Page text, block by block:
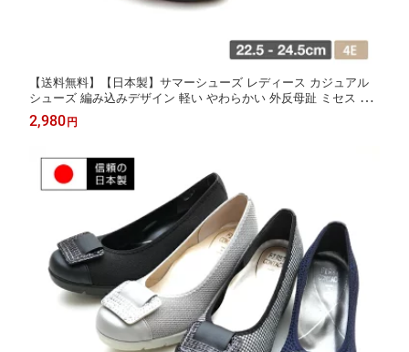
【送料無料】【日本製】サマーシューズ レディース カジュアル
シューズ 編み込みデザイン 軽い やわらかい 外反母趾 ミセス シ
ニア 夏用 前あき オープントゥ コンフォート 久野化学 アークシ
ューズ nm-230 [mother]
2,980 円